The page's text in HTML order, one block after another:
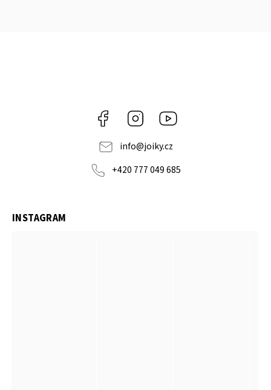
Facebook Instagram
info@joiky.cz
+420 777 049 685
INSTAGRAM